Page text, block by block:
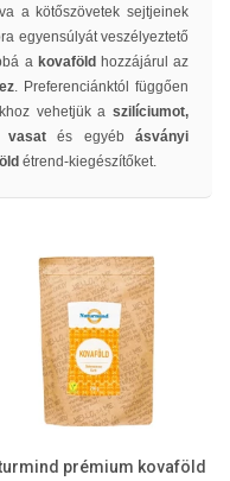
a kötőszövetek sejtjeinek
egyensúlyát veszélyeztető
a kovaföld hozzájárul az
. Preferenciánktól függően
vehetjük a szilíciumot,
vasatés egyéb ásványi
étrend-kiegészítőket.
prémium kovaföld